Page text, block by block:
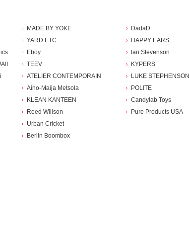
MADE BY YOKE
YARD ETC
Eboy
TEEV
ATELIER CONTEMPORAIN
Aino-Maija Metsola
KLEAN KANTEEN
Reed Willson
Urban Cricket
Berlin Boombox
DadaD
HAPPY EARS
lan Stevenson
KYPERS
LUKE STEPHENSON
POLITE
Candylab Toys
Pure Products USA